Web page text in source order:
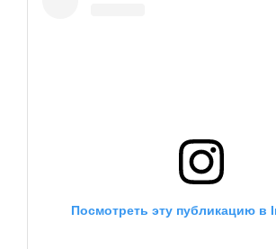
Посмотреть эту публикацию в